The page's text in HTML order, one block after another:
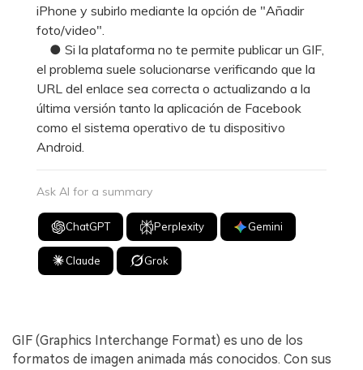
iPhone y subirlo mediante la opción de "Añadir
foto/video".
● Si la plataforma no te permite publicar un GIF,
el problema suele solucionarse verificando que la
URL del enlace sea correcta o actualizando a la
última versión tanto la aplicación de Facebook
como el sistema operativo de tu dispositivo
Android.
Ask AI for a summary
ChatGPT Perplexity Gemini
Claude Grok
GIF (Graphics Interchange Format) es uno de los
formatos de imagen animada más conocidos. Con sus